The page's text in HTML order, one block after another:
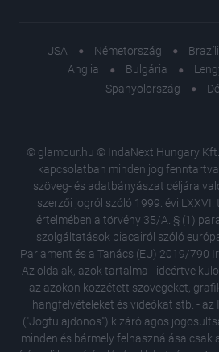
USA Németország
Anglia
Bulgária
Spanyolország
© glamour.hu © IndaNext Hungary
kapcsolatban minden jog
szöveg- és adatbányászat céljára
szerzői jogról szóló 1999. évi LXXVI.
értelmében a törvény 35/A. § (1)
szolgáltatások piacairól szóló
Parlament és a Tanács (EU) 2019/790
Az oldalak, azok tartalma - ideértve
az azokon közzétett szövegeket,
hangfelvételeket és videókat stb. - az
("Jogtulajdonos") kizárólagos
minden és bármely felhasználása csak